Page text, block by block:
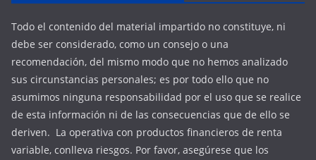
Todo el contenido del material impartido no constituye, ni
debe ser considerado, como un consejo o una
recomendación, del mismo modo que no hemos analizado
sus circunstancias personales; es por todo ello que no
asumimos ninguna responsabilidad por el uso que se realice
de esta información ni de las consecuencias que de ello se
deriven. La operativa con productos financieros de renta
variable, conlleva riesgos. Por favor, asegúrese que los